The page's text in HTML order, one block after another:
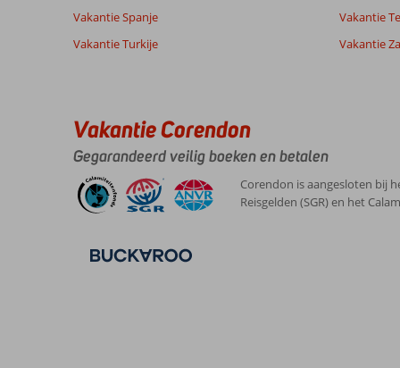
9,0
Nederland
Met partner
,
13 mei 2026
te
zien
en
te
beleven
in
omgeving.
Prijs/kwaliteit 10
Eten
10
Kamers
9
Kindvriendelijk
-
Wifi kwaliteit
Vakantie Spanje
Vakantie Turkije
Vakantie
Vakantie
Vakantie Corendon
Gegarandeerd veilig boeken en betalen
Corendon is aangesloten bij
Reisgelden (SGR) en het